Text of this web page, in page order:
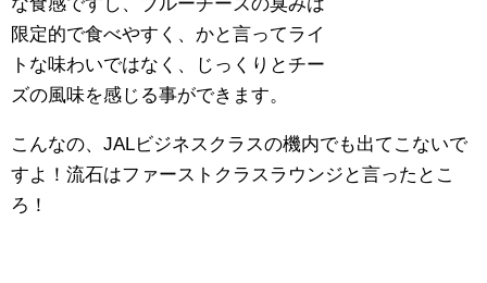
限定的で食べやすく、かと言ってライ
トな味わいではなく、じっくりとチー
ズの風味を感じる事ができます。
こんなの、JALビジネスクラスの機内でも出てこないで
すよ！流石はファーストクラスラウンジと言ったとこ
ろ！